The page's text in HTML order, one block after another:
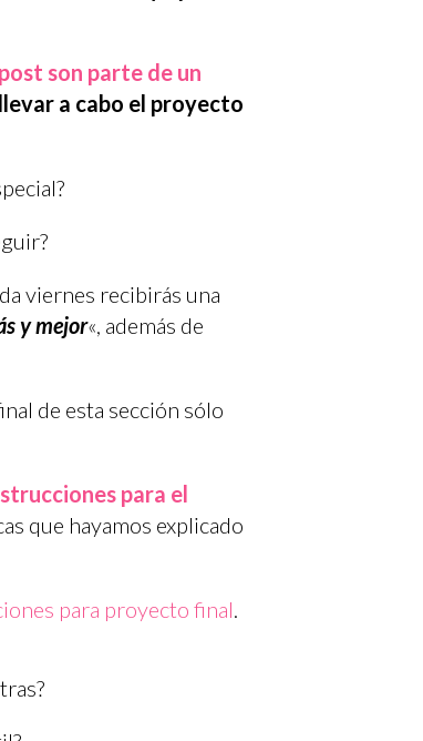
son parte de un
a cabo el proyecto
viernes recibirás una
y mejor«, además de
de esta sección sólo
para el
que hayamos explicado
para proyecto final.